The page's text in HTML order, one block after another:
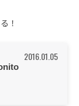
！
2016.01.05